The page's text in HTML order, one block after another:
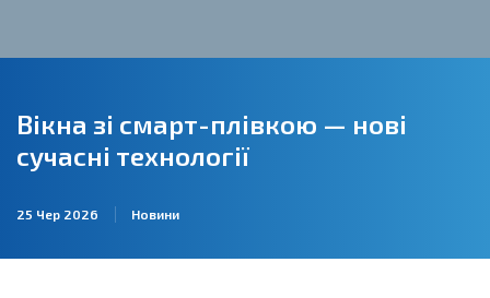
Вікна зі смарт-плівкою — нові
сучасні технології
25 Чер 2026 Новини